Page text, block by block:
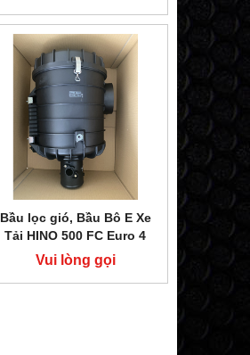
Bầu lọc gió, Bầu Bô E Xe
Tải HINO 500 FC Euro 4
Vui lòng gọi